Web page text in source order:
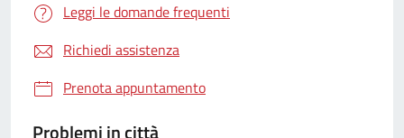
Leggi le domande frequenti
Richiedi assistenza
Prenota appuntamento
Problemi in città